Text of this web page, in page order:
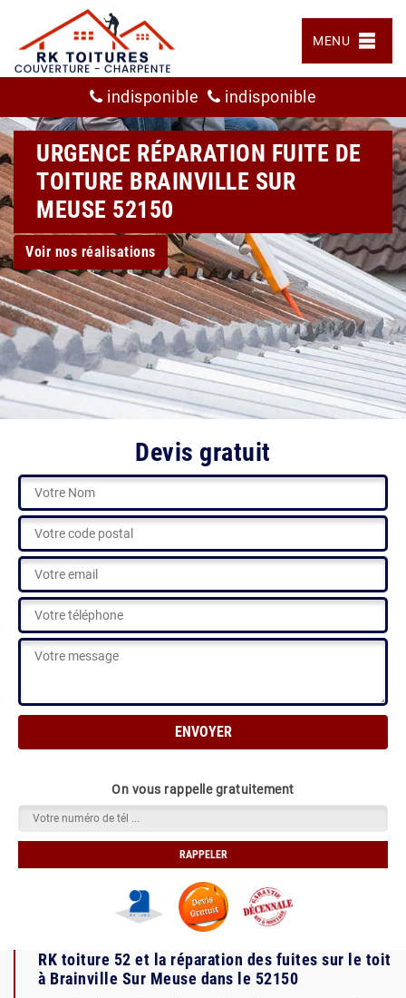
MENU
indisponible indisponible
URGENCE RÉPARATION FUITE DE
TOITURE BRAINVILLE SUR
MEUSE 52150
Voir nos réalisations
Devis gratuit
On vous rappelle gratuitement
RK toiture 52 et la réparation des fuites sur le toit
à Brainville Sur Meuse dans le 52150